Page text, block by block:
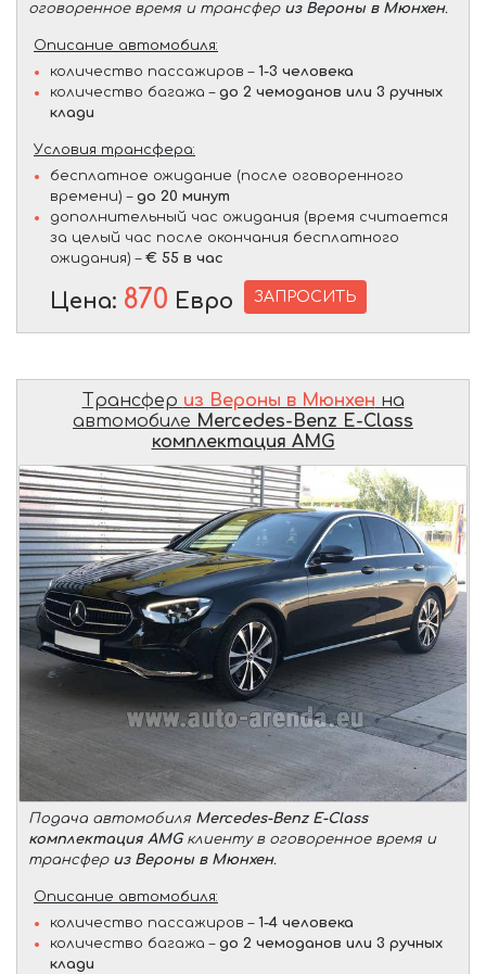
оговоренное время и трансфер из Вероны в Мюнхен.
Описание автомобиля:
количество пассажиров – 1-3 человека
количество багажа – до 2 чемоданов или 3 ручных
клади
Условия трансфера:
бесплатное ожидание (после оговоренного
времени) – до 20 минут
дополнительный час ожидания (время считается
за целый час после окончания бесплатного
ожидания) – € 55 в час
Цена: 870 Евро ЗАПРОСИТЬ
Трансфер из Вероны в Мюнхен на
автомобиле Mercedes-Benz E-Class
комплектация AMG
Подача автомобиля Mercedes-Benz E-Class
комплектация AMGклиенту в оговоренное время и
трансфер из Вероны в Мюнхен.
Описание автомобиля:
количество пассажиров – 1-4 человека
количество багажа – до 2 чемоданов или 3 ручных
клади